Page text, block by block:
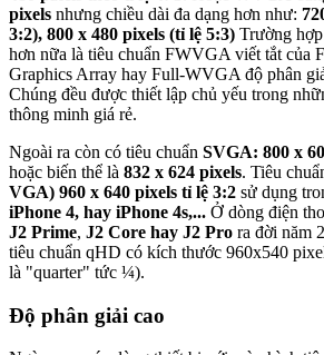
pixels nhưng chiều dài đa dạng hơn như:
3:2), 800 x 480 pixels (tỉ lệ 5:3) Trường
hơn nữa là tiêu chuẩn FWVGA viết tắt của
Graphics Array hay Full-WVGA độ phân
Chúng đều được thiết lập chủ yếu trong
thông minh giá rẻ.
Ngoài ra còn có tiêu chuẩn SVGA: 800 x
hoặc biến thể là 832 x 624 pixels. Tiêu
VGA) 960 x 640 pixels tỉ lệ 3:2 sử dụng
iPhone 4, hay iPhone 4s,... Ở dòng điện
J2 Prime, J2 Core hay J2 Pro ra đời năm
tiêu chuẩn qHD có kích thước 960x540
là "quarter" tức ¼).
Độ phân giải cao